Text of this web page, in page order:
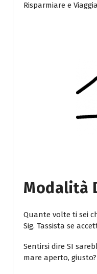
Risparmiare e
Modalità
Quante volte ti sei
Sig. Tassista se
Sentirsi dire SI
mare aperto, giusto?